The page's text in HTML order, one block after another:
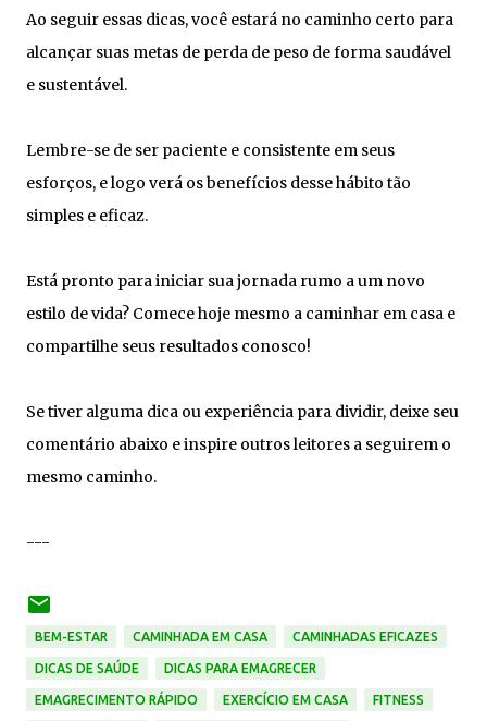
Ao seguir essas dicas, você estará no caminho certo para
alcançar suas metas de perda de peso de forma saudável
e sustentável.
Lembre-se de ser paciente e consistente em seus
esforços, e logo verá os benefícios desse hábito tão
simples e eficaz.
Está pronto para iniciar sua jornada rumo a um novo
estilo de vida? Comece hoje mesmo a caminhar em casa e
compartilhe seus resultados conosco!
Se tiver alguma dica ou experiência para dividir, deixe seu
comentário abaixo e inspire outros leitores a seguirem o
mesmo caminho.
---
BEM-ESTAR CAMINHADA EM CASA CAMINHADAS EFICAZES
DICAS DE SAÚDE DICAS PARA EMAGRECER
EMAGRECIMENTO RÁPIDO EXERCÍCIO EM CASA FITNESS